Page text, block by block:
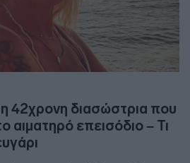
η 42χρονη διασώστρια που
αιματηρό επεισόδιο – Τι